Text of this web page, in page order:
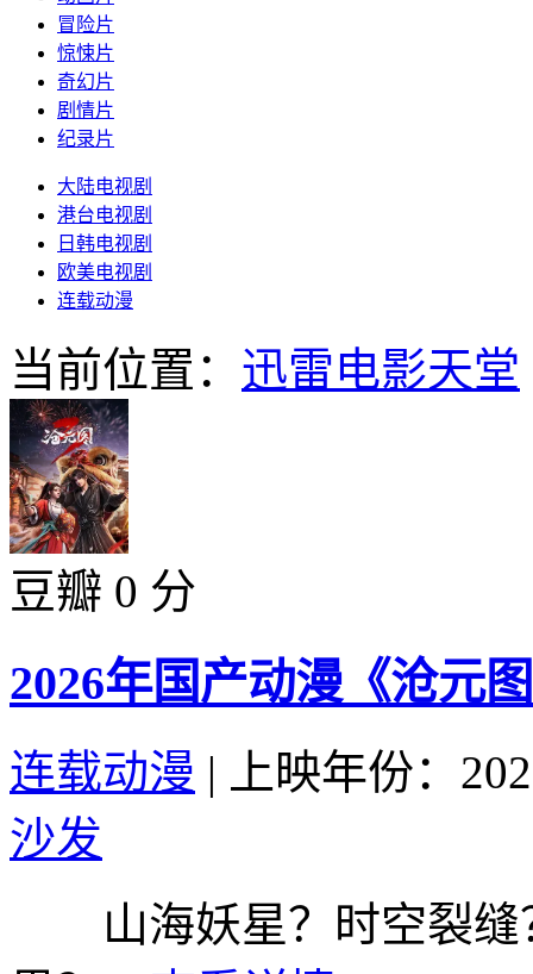
冒险片
惊悚片
奇幻片
剧情片
纪录片
大陆电视剧
港台电视剧
日韩电视剧
欧美电视剧
连载动漫
当前位置： 迅雷电影天堂
豆瓣 0 分
2026年国产动漫《沧元
连载动漫 |
上映年份：
沙发
山海妖星？时空裂缝